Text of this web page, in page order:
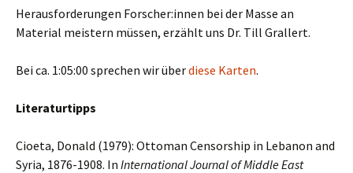
Herausforderungen Forscher:innen bei der Masse an
Material meistern müssen, erzählt uns Dr. Till Grallert.
Bei ca. 1:05:00 sprechen wir überdiese Karten.
Literaturtipps
Cioeta, Donald (1979): Ottoman Censorship in Lebanon and
Syria, 1876-1908. In International Journal of Middle East